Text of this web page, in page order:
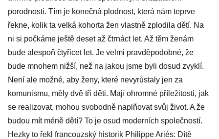
porodnosti. Tím je konečná plodnost, která nám teprve
řekne, kolik ta velká kohorta žen vlastně zplodila dětí. Na
ni si počkáme ještě deset až čtrnáct let. Až těm ženám
bude alespoň čtyřicet let. Je velmi pravděpodobné, že
bude mnohem nižší, než na jakou jsme byli dosud zvyklí.
Není ale možné, aby ženy, které nevyrůstaly jen za
komunismu, měly dvě tři děti. Mají ohromné příležitosti, jak
se realizovat, mohou svobodně naplňovat svůj život. A že
budou mít méně dětí? To je osud moderních společností.
Hezky to řekl francouzský historik Philippe Ariés: Dítě